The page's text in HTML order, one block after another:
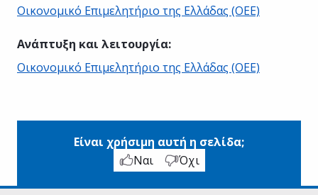
Οικονομικό Επιμελητήριο της Ελλάδας (ΟΕΕ)
Ανάπτυξη και λειτουργία:
Οικονομικό Επιμελητήριο της Ελλάδας (ΟΕΕ)
Είναι χρήσιμη αυτή η σελίδα;
Ναι
Όχι